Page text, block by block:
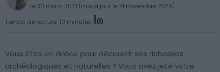
Le 30 mars, 2021 (mis à jour le 21 novembre 2025)
Temps de lecture: 10 minutes
Vous êtes en Grèce pour découvrir ses richesses
archéologiques et naturelles ? Vous avez jeté votre